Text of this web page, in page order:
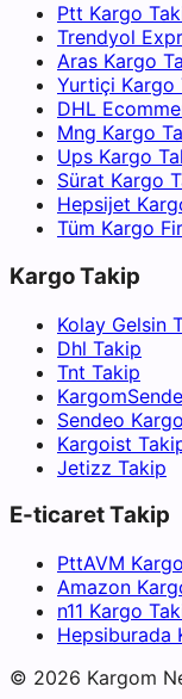
Ptt Kargo
Trendyol
Aras Kargo
Yurtiçi Kargo
DHL
Mng Kargo
Ups Kargo
Sürat Kargo
Hepsijet
Tüm Kargo
Kargo Takip
Kolay Gelsin
Dhl Takip
Tnt Takip
Sendeo
Kargoist
Jetizz Takip
E-ticaret Takip
PttAVM
Amazon
n11 Kargo
Hepsiburada
© 2026 Kargom